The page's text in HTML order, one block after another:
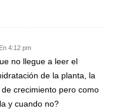
4:12 pm
no llegue a leer el
de la planta, la
crecimiento pero como
y cuando no?